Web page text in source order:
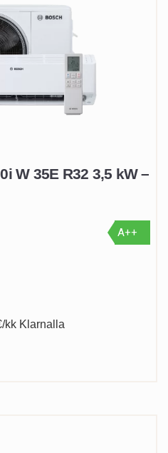
W 35E R32 3,5 kW –
A++
kk Klarnalla